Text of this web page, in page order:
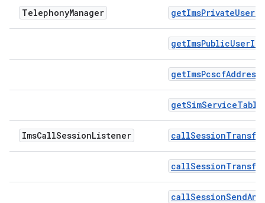
TelephonyManager
getSimServiceTable
ImsCallSessionListener